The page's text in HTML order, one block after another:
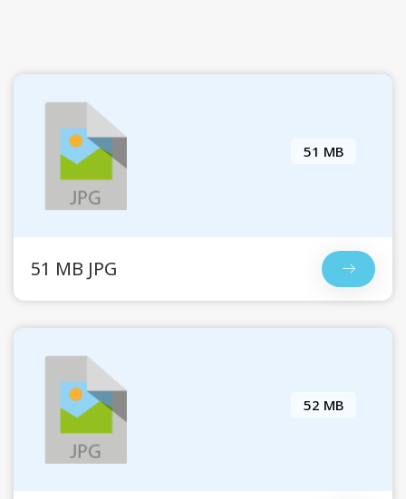
51 MB
51 MB JPG
52 MB